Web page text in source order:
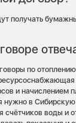
получать
по
и начислением
нужно в
счётчиков воды и